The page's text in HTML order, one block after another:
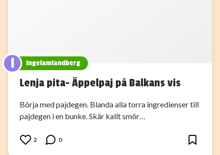
I ingelamlandberg
Lenja pita- Äppelpaj på Balkans vis
Börja med pajdegen. Blanda alla torra ingredienser till
pajdegen i en bunke. Skär kallt smör…
2 0